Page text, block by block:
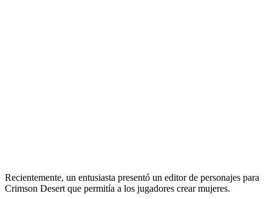
Recientemente, un entusiasta presentó un editor de personajes para
Crimson Desert que permitía a los jugadores crear mujeres.